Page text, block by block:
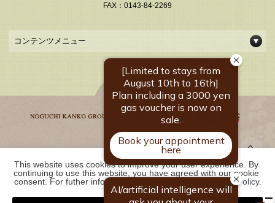
FAX：0143-84-2269
コンテンツメニュー
野口観光グループ一覧
This website uses cookies to improve your user experience. By
continuing to use this website, you have agreed with our cookie
consent. For futher information, please check the
Private Policy.